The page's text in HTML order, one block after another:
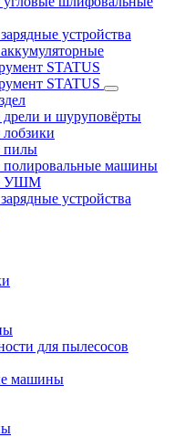
устройства
STATUS
STATUS
и шуруповёрты
пилы
полировальные машины
УШМ
устройства
для пылесосов
машины